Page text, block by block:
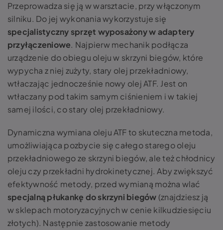
Przeprowadza się ją w warsztacie, przy włączonym
silniku. Do jej wykonania wykorzystuje się
specjalistyczny sprzęt wyposażony w adaptery
przyłączeniowe. Najpierw mechanik podłącza
urządzenie do obiegu oleju w skrzyni biegów, które
wypycha z niej zużyty, stary olej przekładniowy,
wtłaczając jednocześnie nowy olej ATF. Jest on
wtłaczany pod takim samym ciśnieniem i w takiej
samej ilości, co stary olej przekładniowy.
Dynamiczna wymiana oleju ATF to skuteczna metoda,
umożliwiająca pozbycie się całego starego oleju
przekładniowego ze skrzyni biegów, ale też chłodnicy
oleju czy przekładni hydrokinetycznej. Aby zwiększyć
efektywność metody, przed wymianą można wlać
specjalną płukankę do skrzyni biegów (znajdziesz ją
w sklepach motoryzacyjnych w cenie kilkudziesięciu
złotych). Następnie zastosowanie metody